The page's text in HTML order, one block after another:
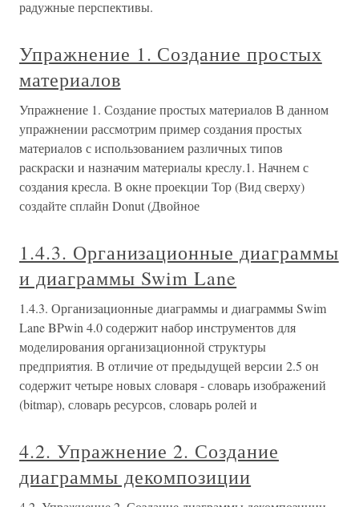
радужные перспективы.
Упражнение 1. Создание простых
материалов
Упражнение 1. Создание простых материалов В данном
упражнении рассмотрим пример создания простых
материалов с использованием различных типов
раскраски и назначим материалы креслу.1. Начнем с
создания кресла. В окне проекции Тор (Вид сверху)
создайте сплайн Donut (Двойное
1.4.3. Организационные диаграммы
и диаграммы Swim Lane
1.4.3. Организационные диаграммы и диаграммы Swim
Lane BPwin 4.0 содержит набор инструментов для
моделирования организационной структуры
предприятия. В отличие от предыдущей версии 2.5 он
содержит четыре новых словаря - словарь изображений
(bitmap), словарь ресурсов, словарь ролей и
4.2. Упражнение 2. Создание
диаграммы декомпозиции